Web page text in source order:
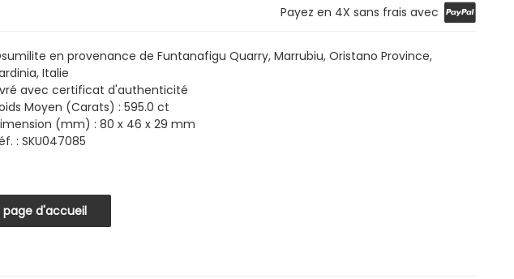
Payez en 4X sans frais avec
en provenance de Funtanafigu Quarry, Marrubiu, Oristano Province,
Italie
avec certificat d'authenticité
Moyen (Carats) : 595.0 ct
(mm) : 80 x 46 x 29 mm
: SKU047085